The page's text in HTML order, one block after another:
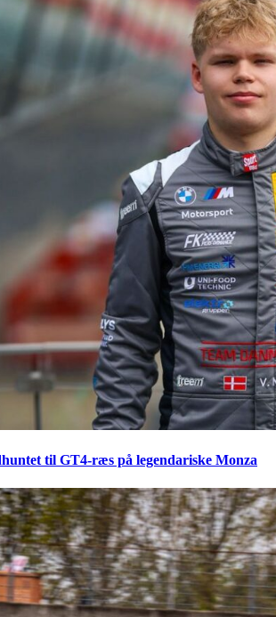
til GT4-ræs på legendariske Monza